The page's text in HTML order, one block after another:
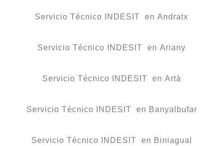
Servicio Técnico INDESIT en Andratx
Servicio Técnico INDESIT en Ariany
Servicio Técnico INDESIT en Artà
Servicio Técnico INDESIT en Banyalbufar
Servicio Técnico INDESIT en Biniagual